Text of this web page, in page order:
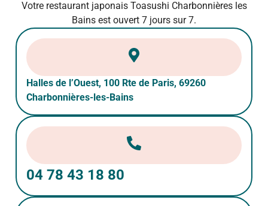
Votre restaurant japonais Toasushi Charbonnières les
Bains est ouvert 7 jours sur 7.
Halles de l’Ouest, 100 Rte de Paris, 69260
Charbonnières-les-Bains
04 78 43 18 80